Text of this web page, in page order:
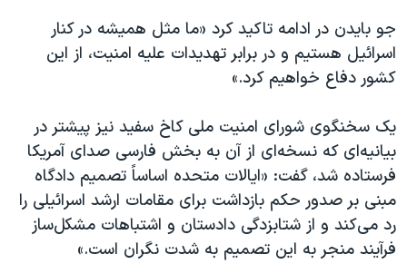
صفحه‌های ویژه
سفر پرزیدنت ترامپ به چین
جو بایدن در ادامه تاکید کرد «ما مثل همیشه در کنار
اسرائیل هستیم و در برابر تهدیدات علیه امنیت، از این
کشور دفاع خواهیم کرد.»
یک سخنگوی شورای امنیت ملی کاخ سفید نیز پیشتر در
بیانیه‌ای که نسخه‌ای از آن به بخش فارسی صدای آمریکا
فرستاده شد، گفت: «ایالات متحده اساساً تصمیم دادگاه
مبنی بر صدور حکم بازداشت برای مقامات ارشد اسرائیلی را
رد می‌کند و از شتابزدگی دادستان و اشتباهات مشکل‌ساز
فرآیند منجر به این تصمیم به شدت نگران است.»